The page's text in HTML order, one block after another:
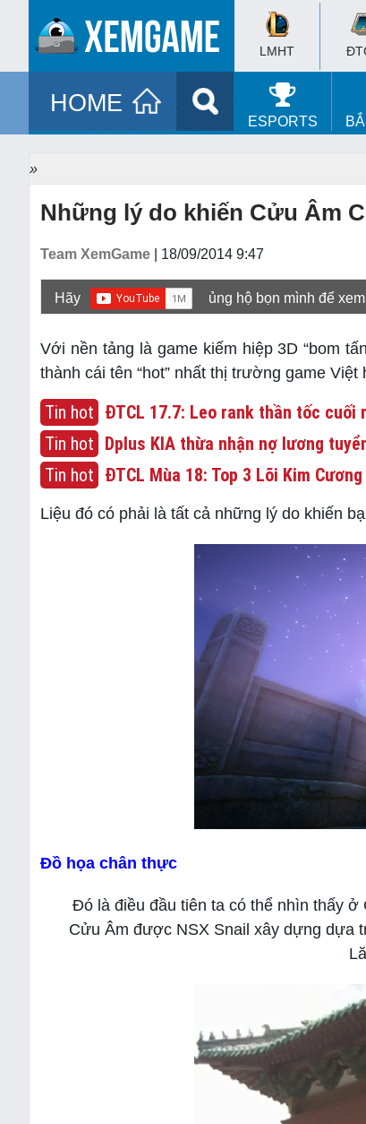
LMHT
HOME
ESPORTS
»
Những lý do khiến Cửu Âm
Team XemGame | 18/09/2014 9:47
Hãy ủng hộ bọn mình để
Với nền tảng là game kiếm hiệp 3D “bom
thành cái tên “hot” nhất thị trường game
Tin hot ĐTCL 17.7: Leo rank thần tốc
Tin hot Dplus KIA thừa nhận nợ lương
Tin hot ĐTCL Mùa 18: Top 3 Lõi Kim
Liệu đó có phải là tất cả những lý do khiến
Đồ họa chân thực
Đó là điều đầu tiên ta có thể nhìn thấy
Cửu Âm được NSX Snail xây dựng dựa